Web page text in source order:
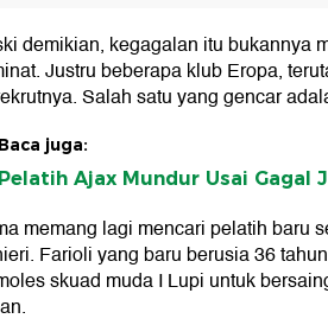
demikian, kegagalan itu bukannya
Justru beberapa klub Eropa,
Salah satu yang gencar
Baca juga:
Pelatih Ajax Mundur Usai Gagal
memang lagi mencari pelatih baru
Farioli yang baru berusia 36
skuad muda I Lupi untuk